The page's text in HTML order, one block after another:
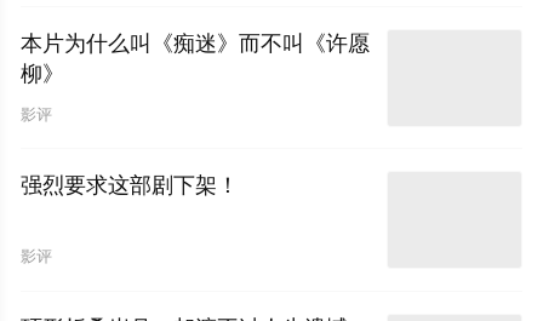
本片为什么叫《痴迷》而不叫《许愿
柳》
影评
强烈要求这部剧下架！
影评